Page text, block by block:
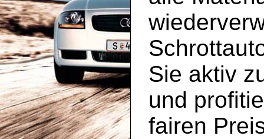
Sie aktiv
und
fairen